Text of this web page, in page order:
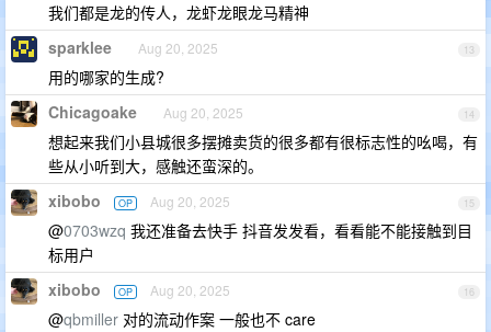
我们都是龙的传人，龙虾龙眼龙马精神
13
sparklee Aug 20, 2025
用的哪家的生成?
14
Chicagoake Aug 20, 2025
想起来我们小县城很多摆摊卖货的很多都有很标志性的吆喝，有
些从小听到大，感触还蛮深的。
15
xibobo OP Aug 20, 2025
@0703wzq 我还准备去快手 抖音发发看，看看能不能接触到目
标用户
16
xibobo OP Aug 20, 2025
@qbmiller 对的流动作案 一般也不 care